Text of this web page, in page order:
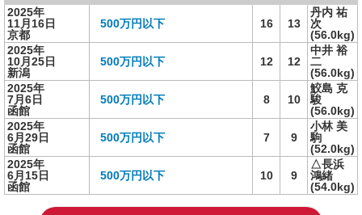
2025年
11月16日
京都
500万円以下 16 13
丹内 祐
次
(56.0kg)
2025年
10月25日
新潟
500万円以下 12 12
中井 裕
二
(56.0kg)
2025年
7月6日
函館
500万円以下 8 10
鮫島 克
駿
(56.0kg)
2025年
6月29日
函館
500万円以下 7 9
小林 美
駒
(52.0kg)
2025年
6月15日
函館
500万円以下 10 9
△長浜
鴻緒
(54.0kg)